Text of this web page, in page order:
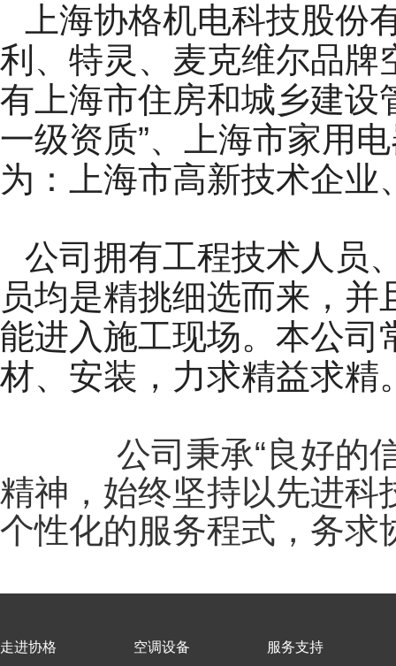
上海协格机电科技股
利、特灵、麦克维尔品牌
有上海市住房和城乡建设
一级资质”、上海市家用
为：上海市高新技术企业
公司拥有工程技术人员
员均是精挑细选而来，
能进入施工现场。本公司
材、安装，力求精益求精
公司秉承“良好的信誉
精神，始终坚持以先进科
个性化的服务程式，务求
走进协格 空调设备 服务支持